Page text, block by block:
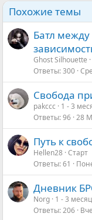
Похожие темы
Батл
Ghost Silhouette
Ответы 300
Свобода
pakccc
1 - 3
Ответы 96 28
Путь к
Hellen28 Старт
Ответы 61
Дневник
Norg 1 - 3
Ответы 206